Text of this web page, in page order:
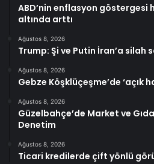
ABD’nin enflasyon
altında arttı
Ağustos 8, 2026
Trump: Şi ve Putin İran’a silah
Ağustos 8, 2026
Gebze Köşklüçeşme’de ‘açık
Ağustos 8, 2026
Güzelbahçe’de Market ve
Denetim
Ağustos 8, 2026
Ticari kredilerde çift yönlü